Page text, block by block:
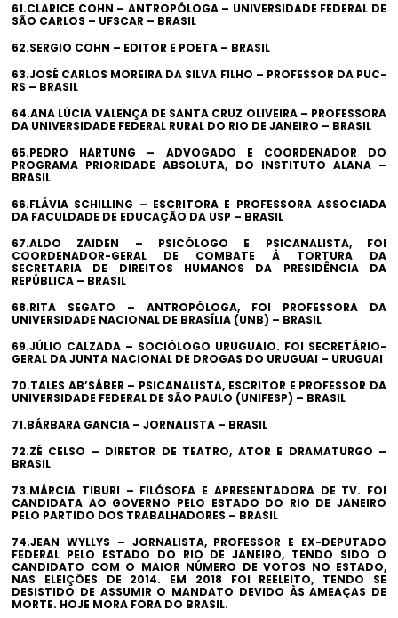
61.CLARICE COHN – ANTROPÓLOGA – UNIVERSIDADE FEDERAL DE
SÃO CARLOS – UFSCAR – BRASIL
62.SERGIO COHN – EDITOR E POETA – BRASIL
63.JOSÉ CARLOS MOREIRA DA SILVA FILHO – PROFESSOR DA PUC-
RS – BRASIL
64.ANA LÚCIA VALENÇA DE SANTA CRUZ OLIVEIRA – PROFESSORA
DA UNIVERSIDADE FEDERAL RURAL DO RIO DE JANEIRO – BRASIL
65.PEDRO HARTUNG – ADVOGADO E COORDENADOR DO
PROGRAMA PRIORIDADE ABSOLUTA, DO INSTITUTO ALANA –
BRASIL
66.FLÁVIA SCHILLING – ESCRITORA E PROFESSORA ASSOCIADA
DA FACULDADE DE EDUCAÇÃO DA USP – BRASIL
67.ALDO ZAIDEN – PSICÓLOGO E PSICANALISTA, FOI
COORDENADOR-GERAL DE COMBATE À TORTURA DA
SECRETARIA DE DIREITOS HUMANOS DA PRESIDÊNCIA DA
REPÚBLICA – BRASIL
68.RITA SEGATO – ANTROPÓLOGA, FOI PROFESSORA DA
UNIVERSIDADE NACIONAL DE BRASÍLIA (UNB) – BRASIL
69.JÚLIO CALZADA – SOCIÓLOGO URUGUAIO. FOI SECRETÁRIO-
GERAL DA JUNTA NACIONAL DE DROGAS DO URUGUAI – URUGUAI
70.TALES AB’SÁBER – PSICANALISTA, ESCRITOR E PROFESSOR DA
UNIVERSIDADE FEDERAL DE SÃO PAULO (UNIFESP) – BRASIL
71.BÁRBARA GANCIA – JORNALISTA – BRASIL
72.ZÉ CELSO – DIRETOR DE TEATRO, ATOR E DRAMATURGO –
BRASIL
73.MÁRCIA TIBURI – FILÓSOFA E APRESENTADORA DE TV. FOI
CANDIDATA AO GOVERNO PELO ESTADO DO RIO DE JANEIRO
PELO PARTIDO DOS TRABALHADORES – BRASIL
74.JEAN WYLLYS – JORNALISTA, PROFESSOR E EX-DEPUTADO
FEDERAL PELO ESTADO DO RIO DE JANEIRO, TENDO SIDO O
CANDIDATO COM O MAIOR NÚMERO DE VOTOS NO ESTADO,
NAS ELEIÇÕES DE 2014. EM 2018 FOI REELEITO, TENDO SE
DESISTIDO DE ASSUMIR O MANDATO DEVIDO ÀS AMEAÇAS DE
MORTE. HOJE MORA FORA DO BRASIL.